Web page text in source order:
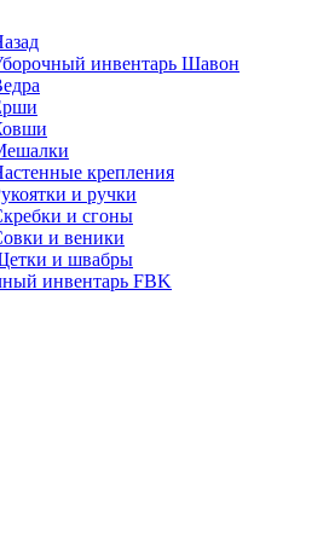
инвентарь Шавон
крепления
и ручки
и сгоны
и веники
и швабры
инвентарь FBK